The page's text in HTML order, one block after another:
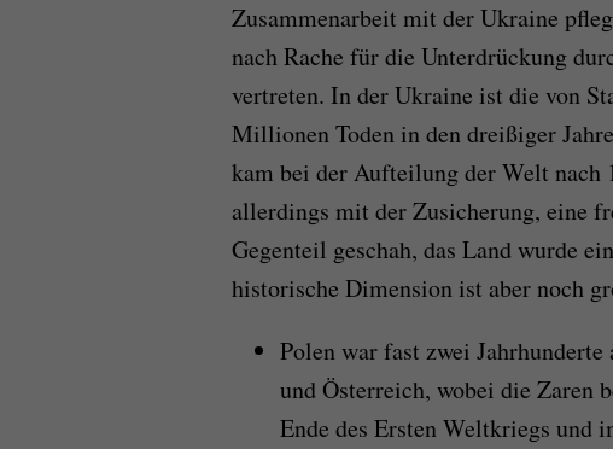
Zusammenarbeit mit der Ukraine
nach Rache für die Unterdrückung
vertreten. In der Ukraine ist die von
Millionen Toden in den dreißiger
kam bei der Aufteilung der Welt nach
allerdings mit der Zusicherung, eine
Gegenteil geschah, das Land wurde
historische Dimension ist aber noch
Polen war fast zwei
und Österreich, wobei die Zaren
Ende des Ersten Weltkriegs und